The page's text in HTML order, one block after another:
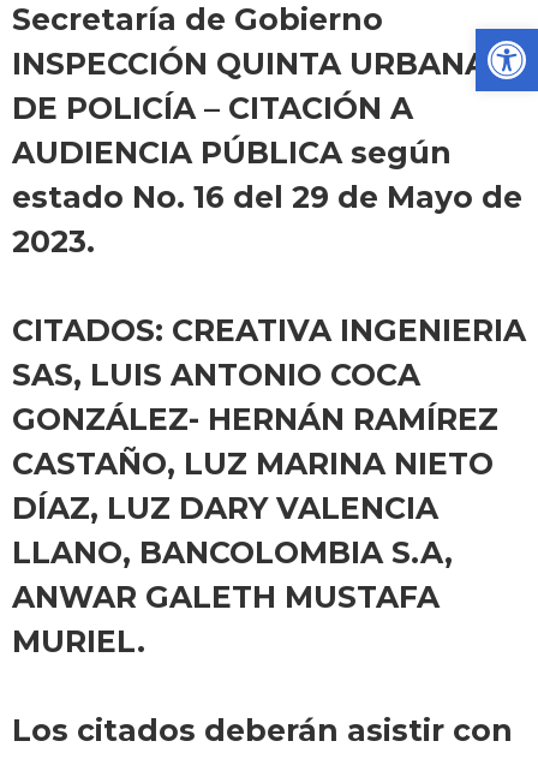
Secretaría de Gobierno
INSPECCIÓN QUINTA URBANA
DE POLICÍA – CITACIÓN A
AUDIENCIA PÚBLICA según
estado No. 16 del 29 de Mayo de
2023.
CITADOS: CREATIVA INGENIERIA
SAS, LUIS ANTONIO COCA
GONZÁLEZ- HERNÁN RAMÍREZ
CASTAÑO, LUZ MARINA NIETO
DÍAZ, LUZ DARY VALENCIA
LLANO, BANCOLOMBIA S.A,
ANWAR GALETH MUSTAFA
MURIEL.
Los citados deberán asistir con